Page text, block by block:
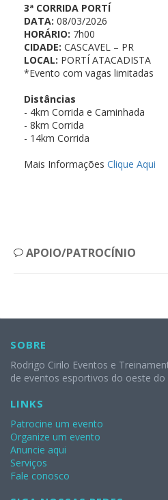
3ª CORRIDA PORTÍ
DATA: 08/03/2026
HORÁRIO: 7h00
CIDADE: CASCAVEL – PR
LOCAL: PORTÍ ATACADISTA
*Evento com vagas limitadas
Distâncias
- 4km Corrida e Caminhada
- 8km Corrida
- 14km Corrida
Mais Informações Clique Aqui
APOIO/PATROCÍNIO
SOBRE
Rodrigo Cirilo Eventos e
de eventos esportivos do oeste do
LINKS
Patrocine um evento
Organize um evento
Anuncie aqui
Serviços
Fale conosco